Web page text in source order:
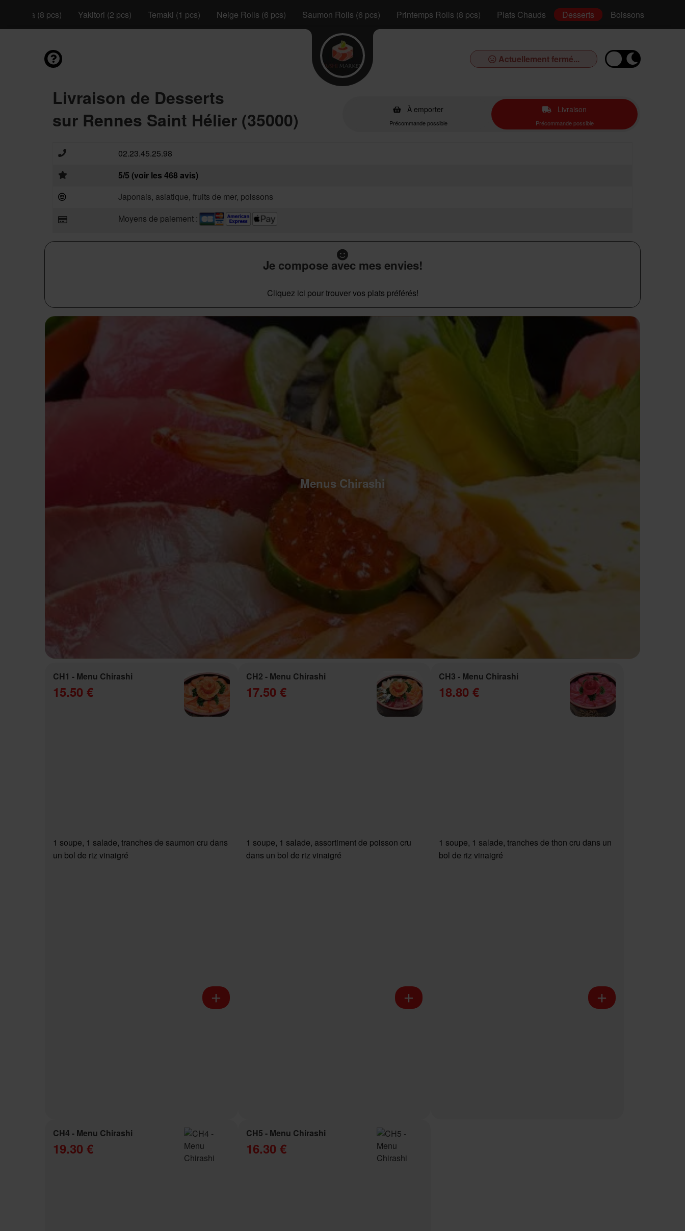
California (8 pcs) Yakitori (2 pcs) Temaki (1 pcs) Neige Rolls (6 pcs) Saumon Rolls (6 pcs) Printemps Rolls (8 pcs) Plats Chauds Desserts Boissons
Actuellement fermé...
Livraison de Desserts
sur Rennes Saint Hélier (35000)
À emporter
Précommande possible
Livraison
Précommande possible
02.23.45.25.98
5/5 (voir les 468 avis)
Japonais, asiatique, fruits de mer, poissons
Moyens de paiement :
Je compose avec mes envies!
Cliquez ici pour trouver vos plats préférés!
Menus Chirashi
CH1 - Menu Chirashi
15.50 €
1 soupe, 1 salade, tranches de saumon cru dans
un bol de riz vinaigré
CH2 - Menu Chirashi
17.50 €
1 soupe, 1 salade, assortiment de poisson cru
dans un bol de riz vinaigré
CH3 - Menu Chirashi
18.80 €
1 soupe, 1 salade, tranches de thon cru dans un
bol de riz vinaigré
CH4 - Menu Chirashi
19.30 €
CH5 - Menu Chirashi
16.30 €